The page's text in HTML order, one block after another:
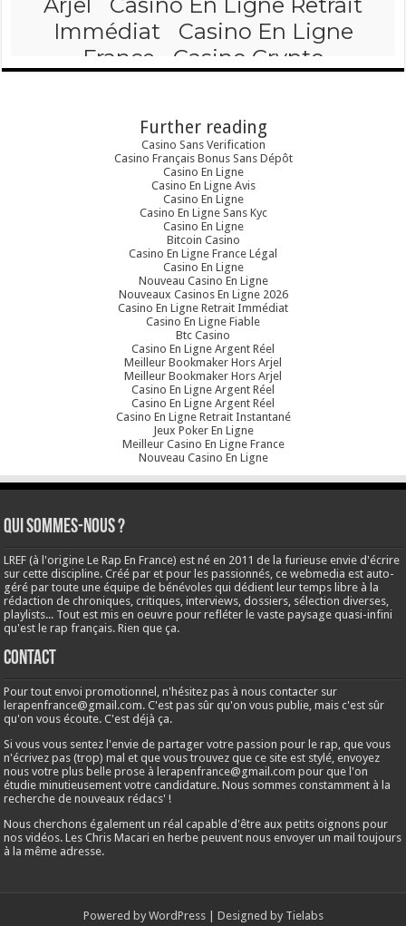
Further reading
Casino Sans Verification
Casino Français Bonus Sans Dépôt
Casino En Ligne
Casino En Ligne Avis
Casino En Ligne
Casino En Ligne Sans Kyc
Casino En Ligne
Bitcoin Casino
Casino En Ligne France Légal
Casino En Ligne
Nouveau Casino En Ligne
Nouveaux Casinos En Ligne 2026
Casino En Ligne Retrait Immédiat
Casino En Ligne Fiable
Btc Casino
Casino En Ligne Argent Réel
Meilleur Bookmaker Hors Arjel
Meilleur Bookmaker Hors Arjel
Casino En Ligne Argent Réel
Casino En Ligne Argent Réel
Casino En Ligne Retrait Instantané
Jeux Poker En Ligne
Meilleur Casino En Ligne France
Nouveau Casino En Ligne
Qui sommes-nous ?
LREF (à l'origine Le Rap En France) est né en 2011 de la furieuse envie d'écrire
sur cette discipline. Créé par et pour les passionnés, ce webmedia est auto-
géré par toute une équipe de bénévoles qui dédient leur temps libre à la
rédaction de chroniques, critiques, interviews, dossiers, sélection diverses,
playlists... Tout est mis en oeuvre pour refléter le vaste paysage quasi-infini
qu'est le rap français. Rien que ça.
Contact
Pour tout envoi promotionnel, n'hésitez pas à nous contacter sur
lerapenfrance@gmail.com. C'est pas sûr qu'on vous publie, mais c'est sûr
qu'on vous écoute. C'est déjà ça.
Si vous vous sentez l'envie de partager votre passion pour le rap, que vous
n'écrivez pas (trop) mal et que vous trouvez que ce site est stylé, envoyez
nous votre plus belle prose à lerapenfrance@gmail.com pour que l'on
étudie minutieusement votre candidature. Nous sommes constamment à la
recherche de nouveaux rédacs' !
Nous cherchons également un réal capable d'être aux petits oignons pour
nos vidéos. Les Chris Macari en herbe peuvent nous envoyer un mail toujours
à la même adresse.
Powered by WordPress| Designed by Tielabs